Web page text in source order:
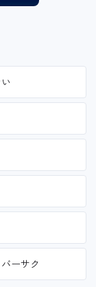
ーサク